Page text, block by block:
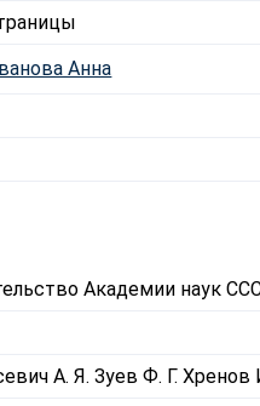
Анна
Академии наук
А. Я. Зуев Ф. Г. Хренов